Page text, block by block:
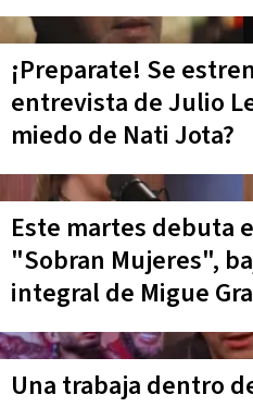
¡Preparate! Se
entrevista de Julio
miedo de Nati Jota?
Este martes debuta
"Sobran Mujeres",
integral de Migue
Una trabaja dentro